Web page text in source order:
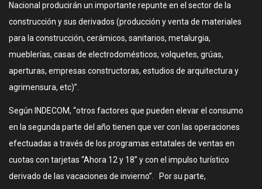
Nacional producirán un importante repunte en el sector de la
construcción y sus derivados (producción y venta de materiales
para la construcción, cerámicos, sanitarios, metalurgia,
mueblerías, casas de electrodomésticos, volquetes, grúas,
aperturas, empresas constructoras, estudios de arquitectura y
agrimensura, etc)”.
Según INDECOM, “otros factores que pueden elevar el consumo
en la segunda parte del año tienen que ver con las operaciones
efectuadas a través de los programas estatales de ventas en
cuotas con tarjetas “Ahora 12 y 18” y con el impulso turístico
derivado de las vacaciones de invierno”. Por su parte,